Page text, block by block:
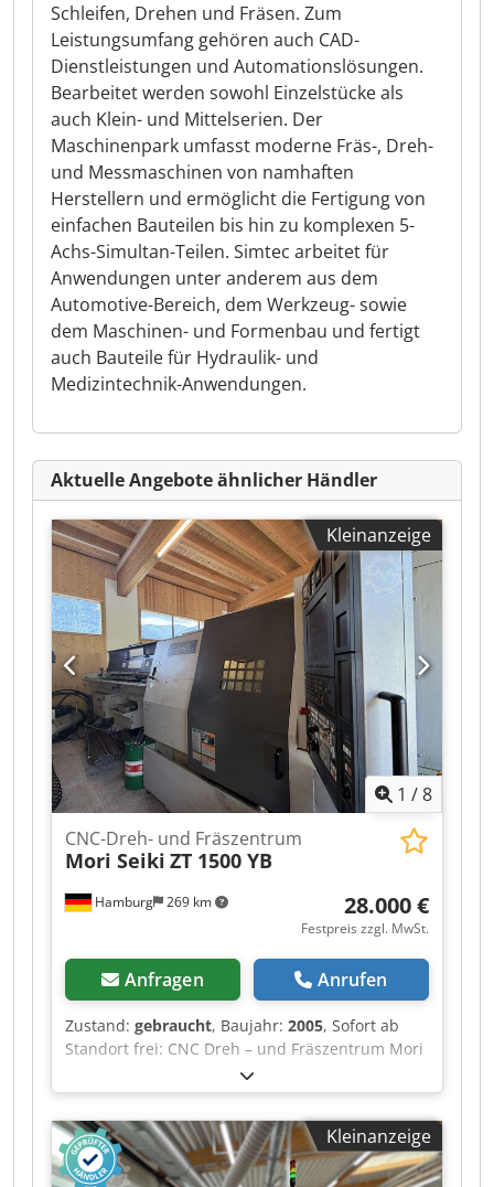
Schleifen, Drehen und Fräsen. Zum
Leistungsumfang gehören auch CAD-
Dienstleistungen und Automationslösungen.
Bearbeitet werden sowohl Einzelstücke als
auch Klein- und Mittelserien. Der
Maschinenpark umfasst moderne Fräs-, Dreh-
und Messmaschinen von namhaften
Herstellern und ermöglicht die Fertigung von
einfachen Bauteilen bis hin zu komplexen 5-
Achs-Simultan-Teilen. Simtec arbeitet für
Anwendungen unter anderem aus dem
Automotive-Bereich, dem Werkzeug- sowie
dem Maschinen- und Formenbau und fertigt
auch Bauteile für Hydraulik- und
Medizintechnik-Anwendungen.
Aktuelle Angebote ähnlicher Händler
Kleinanzeige
1 /8
Hamburg 269 km
CNC-Dreh- und Fräszentrum
Mori Seiki ZT 1500 YB
28.000 €
Festpreis zzgl. MwSt.
Anfragen Anrufen
Zustand: gebraucht, Baujahr: 2005, Sofort ab
Standort frei: CNC Dreh – und Fräszentrum Mori
Seiki Type ZT 1500 YB Baujahr 2005 CNC
Steuerung MSX 501 Haupt und Gegenspindel , 2
Werkzeugrevolver , Angetriebene
Werkzeugstationen Drehdurchmesser max 310
mm Max Abstand zwischen den Spindelnasen
Kleinanzeige